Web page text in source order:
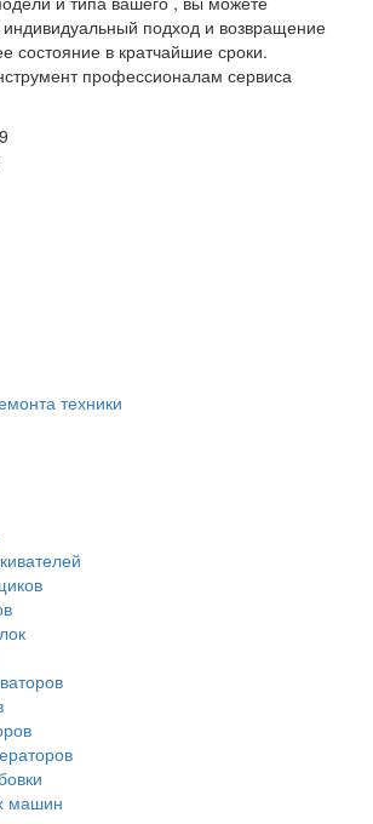
индивидуальный подход и возвращение
состояние в кратчайшие сроки.
профессионалам сервиса
техники
машин